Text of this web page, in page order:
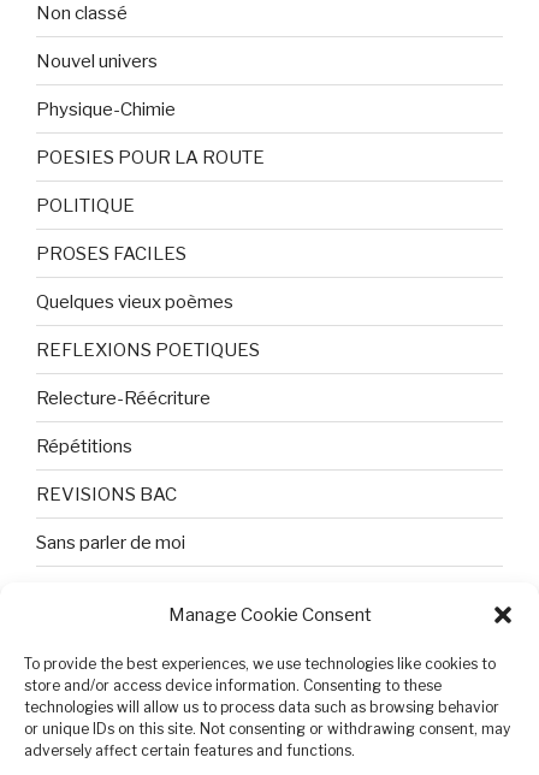
Manage Cookie Consent
To provide the best experiences, we use technologies like cookies to
store and/or access device information. Consenting to these
technologies will allow us to process data such as browsing behavior
or unique IDs on this site. Not consenting or withdrawing consent, may
adversely affect certain features and functions.
Non classé
Nouvel univers
Physique-Chimie
POESIES POUR LA ROUTE
POLITIQUE
PROSES FACILES
Quelques vieux poèmes
REFLEXIONS POETIQUES
Relecture-Réécriture
Répétitions
REVISIONS BAC
Sans parler de moi
Tristesse et attente
Variable complexe